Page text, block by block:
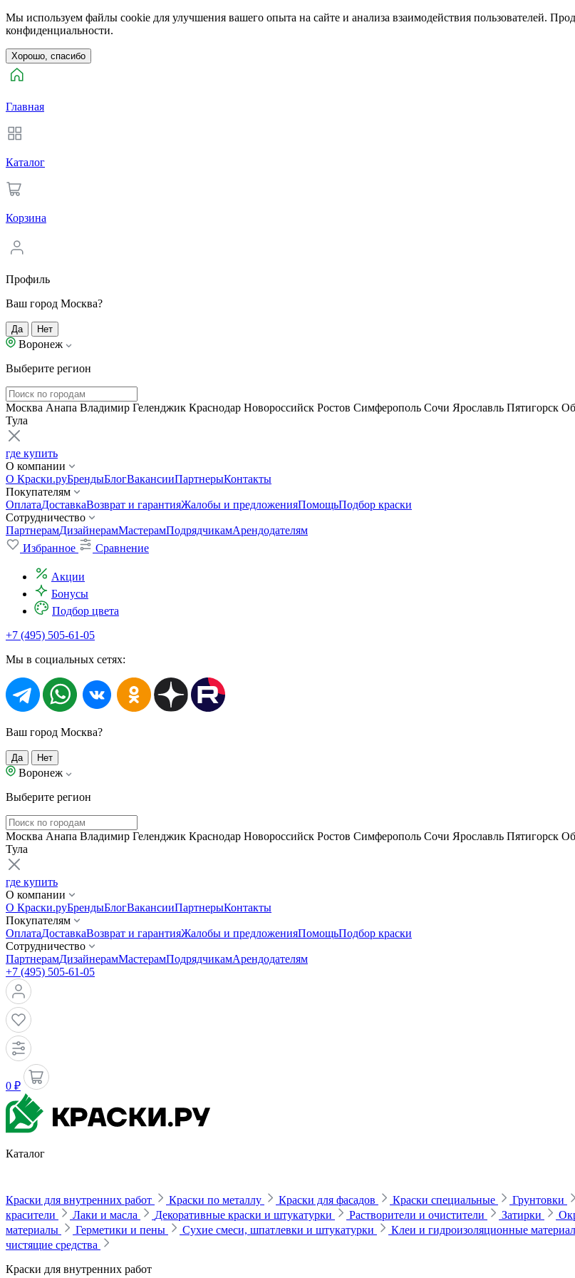
Мы используем файлы cookie для улучшения вашего опыта на сайте и анализа взаимодействия пользователей.
конфиденциальности.
Хорошо, спасибо
Главная
Каталог
Корзина
Профиль
Ваш город Москва?
Да Нет
Воронеж
Выберите регион
Москва Анапа Владимир Геленджик Краснодар Новороссийск Ростов Симферополь Сочи Ярославль Пятигорск
Тула
где купить
О компании
О Краски.руБрендыБлогВакансииПартнерыКонтакты
Покупателям
ОплатаДоставкаВозврат и гарантияЖалобы и предложенияПомощьПодбор краски
Сотрудничество
ПартнерамДизайнерамМастерамПодрядчикамАрендодателям
Избранное
Сравнение
Акции
Бонусы
Подбор цвета
+7 (495) 505-61-05
Мы в социальных сетях:
Ваш город Москва?
Да Нет
Воронеж
Выберите регион
Москва Анапа Владимир Геленджик Краснодар Новороссийск Ростов Симферополь Сочи Ярославль Пятигорск
Тула
где купить
О компании
О Краски.руБрендыБлогВакансииПартнерыКонтакты
Покупателям
ОплатаДоставкаВозврат и гарантияЖалобы и предложенияПомощьПодбор краски
Сотрудничество
ПартнерамДизайнерамМастерамПодрядчикамАрендодателям
+7 (495) 505-61-05
0 ₽
Каталог
Краски для внутренних работ Краски по металлу Краски для фасадов Краски специальные Грунтовки
красители
Лаки и масла Декоративные краски и штукатурки Растворители и очистители Затирки
материалы
Герметики и пены Сухие смеси, шпатлевки и штукатурки Клеи и гидроизоляционные
чистящие средства
Краски для внутренних работ